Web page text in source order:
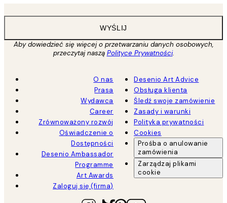
WYŚLIJ
Aby dowiedzieć się więcej o przetwarzaniu danych osobowych,
przeczytaj naszą Polityce Prywatności.
O nas
Prasa
Wydawca
Career
Zrównoważony rozwój
Oświadczenie o
Dostępności
Desenio Ambassador
Programme
Art Awards
Zaloguj się (firma)
Desenio Art Advice
Obsługa klienta
Śledź swoje zamówienie
Zasady i warunki
Polityka prywatności
Cookies
Prośba o anulowanie
zamówienia
Zarządzaj plikami
cookie